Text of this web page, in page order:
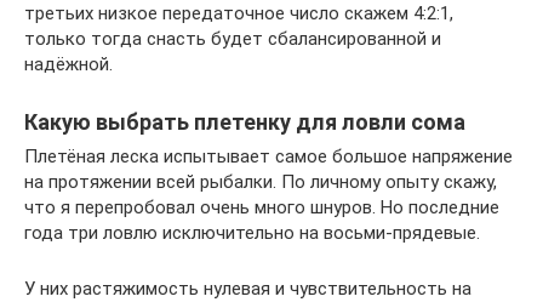
третьих низкое передаточное число скажем 4:2:1,
только тогда снасть будет сбалансированной и
надёжной.
Какую выбрать плетенку для ловли сома
Плетёная леска испытывает самое большое напряжение
на протяжении всей рыбалки. По личному опыту скажу,
что я перепробовал очень много шнуров. Но последние
года три ловлю исключительно на восьми-прядевые.
У них растяжимость нулевая и чувствительность на